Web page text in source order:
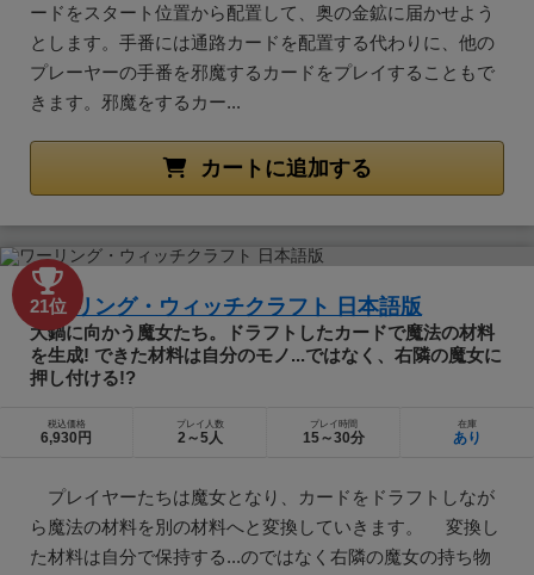
ードをスタート位置から配置して、奥の金鉱に届かせよう
とします。手番には通路カードを配置する代わりに、他の
プレーヤーの手番を邪魔するカードをプレイすることもで
きます。邪魔をするカー...
カートに追加する
21位
ワーリング・ウィッチクラフト 日本語版
大鍋に向かう魔女たち。ドラフトしたカードで魔法の材料
を生成! できた材料は自分のモノ...ではなく、右隣の魔女に
押し付ける!?
税込価格
6,930円
プレイ人数
2～5人
プレイ時間
15～30分
在庫
あり
プレイヤーたちは魔女となり、カードをドラフトしなが
ら魔法の材料を別の材料へと変換していきます。 変換し
た材料は自分で保持する...のではなく右隣の魔女の持ち物